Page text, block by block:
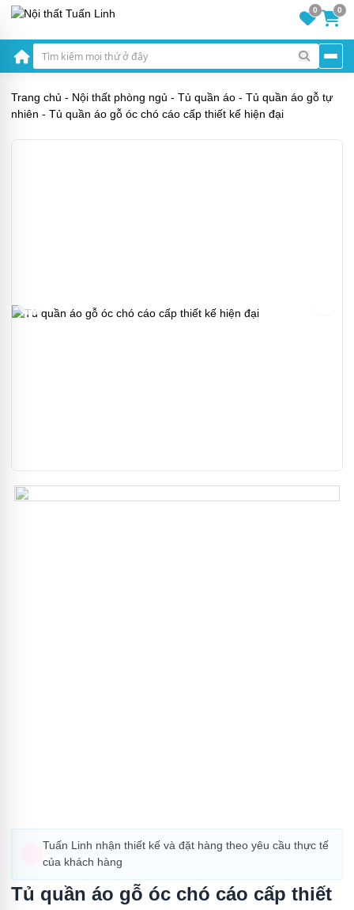
0 0
Trang chủ - Nội thất phòng ngủ - Tủ quần áo - Tủ quần áo gỗ tự
nhiên - Tủ quần áo gỗ óc chó cáo cấp thiết kế hiện đại
Tuấn Linh nhận thiết kế và đặt hàng theo yêu cầu thực tế
của khách hàng
Tủ quần áo gỗ óc chó cáo cấp thiết